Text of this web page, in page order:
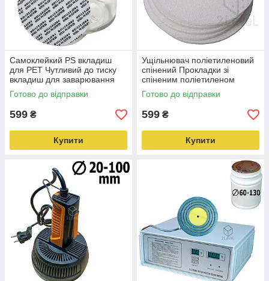
Самоклейкий PS вкладиш
для PET Чутливий до тиску
вкладиш для заварювання
тари ПE ПП ПЕТ
Готово до відправки
599 ₴
Купити
Ущільнювач поліетиленовий
спінений Прокладки зі
спіненим поліетиленом
Поліетиленова прокладка
EVOH
Готово до відправки
599 ₴
Купити